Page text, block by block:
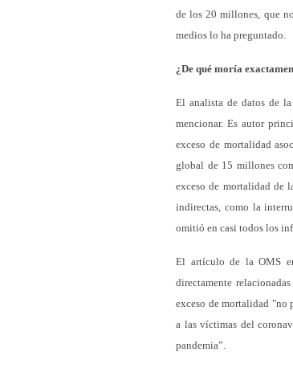
de los 20 millones, que
medios lo ha preguntado.
¿De qué moría
El analista de datos de
mencionar. Es autor
exceso de mortalidad
global de 15 millones
exceso de mortalidad de
indirectas, como la
omitió en casi todos los
El artículo de la OMS
directamente
exceso de mortalidad "no
a las víctimas del
pandemia”.